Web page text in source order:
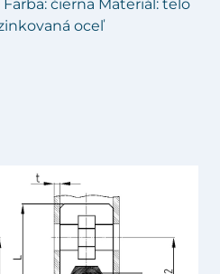
čierna Materiál: telo
oceľ